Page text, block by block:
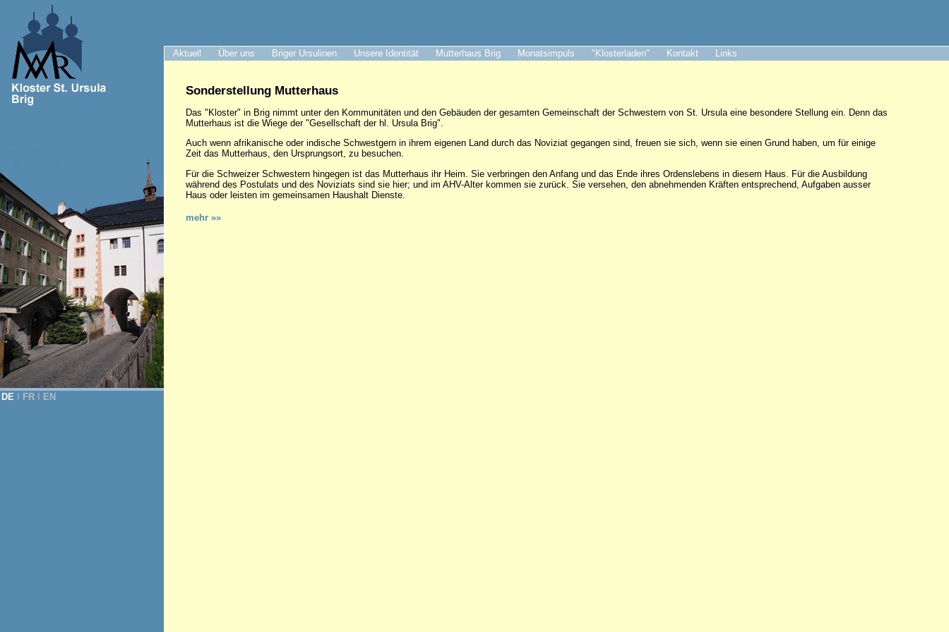
Aktuell Über uns Briger Ursulinen Unsere Identität Mutterhaus Brig Monatsimpuls "Klosterladen" Kontakt Links
DE FR EN
Sonderstellung Mutterhaus
Das "Kloster" in Brig nimmt unter den Kommunitäten und den Gebäuden der gesamten Gemeinschaft der Schwestern von St. Ursula eine besondere Stellung ein. Denn das
Mutterhaus ist die Wiege der "Gesellschaft der hl. Ursula Brig".
Auch wenn afrikanische oder indische Schwestgern in ihrem eigenen Land durch das Noviziat gegangen sind, freuen sie sich, wenn sie einen Grund haben, um für einige
Zeit das Mutterhaus, den Ursprungsort, zu besuchen.
Für die Schweizer Schwestern hingegen ist das Mutterhaus ihr Heim. Sie verbringen den Anfang und das Ende ihres Ordenslebens in diesem Haus. Für die Ausbildung
während des Postulats und des Noviziats sind sie hier; und im AHV-Alter kommen sie zurück. Sie versehen, den abnehmenden Kräften entsprechend, Aufgaben ausser
Haus oder leisten im gemeinsamen Haushalt Dienste.
mehr »»